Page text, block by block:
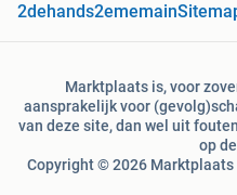
2dehands2ememain
Marktplaats is, voor
aansprakelijk voor
van deze site, dan wel uit
op
Copyright © 2026 Marktplaats